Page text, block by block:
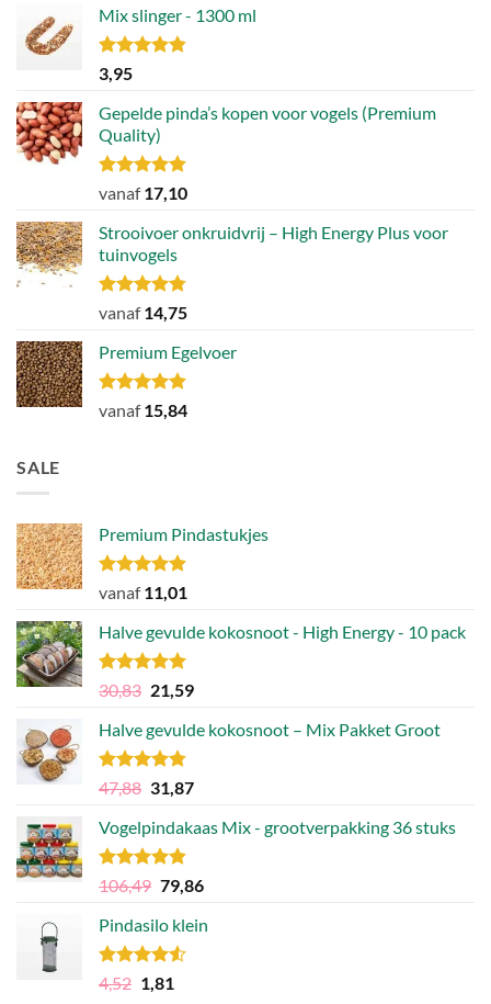
Mix slinger - 1300 ml
Gewaardeerd
4.79
3,95
Gepelde pinda’s kopen voor vogels (Premium
Quality)
Gewaardeerd
uit 5
vanaf17,10
Strooivoer onkruidvrij – High Energy Plus voor
tuinvogels
Gewaardeerd
uit 5
vanaf14,75
Premium Egelvoer
Gewaardeerd
uit 5
vanaf15,84
SALE
Premium Pindastukjes
Gewaardeerd
uit 5
vanaf11,01
Halve gevulde kokosnoot - High Energy - 10 pack
Gewaardeerd
4.92
uit 5
30,83 Oorspronkelijke
was:
30,83.
21,59Huidige
is:
Halve gevulde kokosnoot – Mix Pakket Groot
Gewaardeerd
4.75
uit 5
47,88 Oorspronkelijke
was:
47,88.
31,87Huidige
is:
Vogelpindakaas Mix - grootverpakking 36 stuks
Gewaardeerd
uit 5
106,49 Oorspronkelijke
was:
106,49.
79,86Huidige
is:
Pindasilo klein
Gewaardeerd
4.50
uit 5
4,52 Oorspronkelijke
1,81